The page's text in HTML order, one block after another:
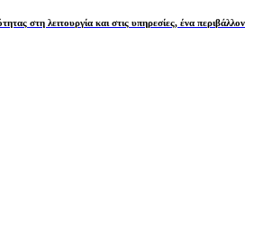
στη λειτουργία και στις υπηρεσίες, ένα περιβάλλον